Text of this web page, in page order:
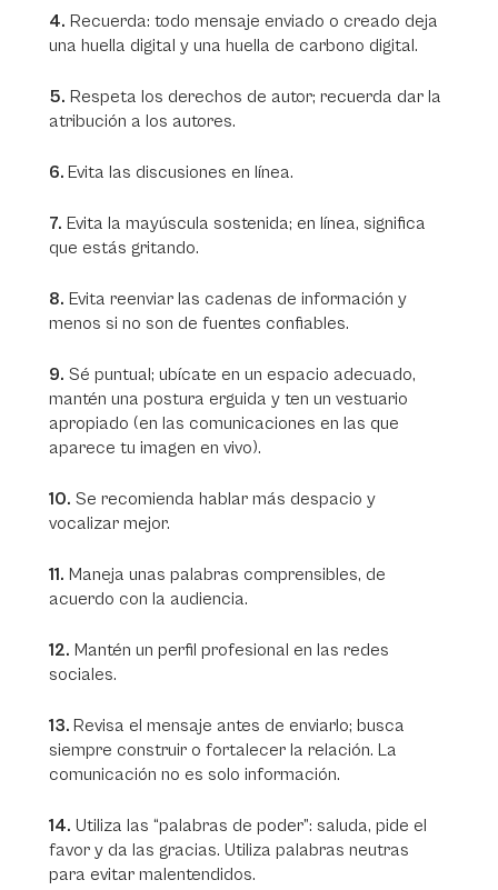
4. Recuerda: todo mensaje enviado o creado deja
una huella digital y una huella de carbono digital.
5. Respeta los derechos de autor; recuerda dar la
atribución a los autores.
6. Evita las discusiones en línea.
7. Evita la mayúscula sostenida; en línea, significa
que estás gritando.
8. Evita reenviar las cadenas de información y
menos si no son de fuentes confiables.
9. Sé puntual; ubícate en un espacio adecuado,
mantén una postura erguida y ten un vestuario
apropiado (en las comunicaciones en las que
aparece tu imagen en vivo).
10. Se recomienda hablar más despacio y
vocalizar mejor.
11. Maneja unas palabras comprensibles, de
acuerdo con la audiencia.
12. Mantén un perfil profesional en las redes
sociales.
13. Revisa el mensaje antes de enviarlo; busca
siempre construir o fortalecer la relación. La
comunicación no es solo información.
14. Utiliza las “palabras de poder”: saluda, pide el
favor y da las gracias. Utiliza palabras neutras
para evitar malentendidos.